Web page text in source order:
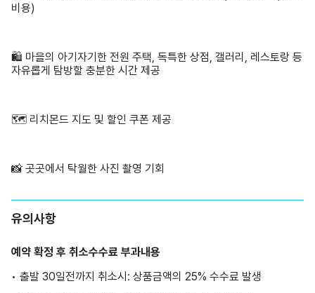
비용)
🛍️ 마을의 아기자기한 전원 주택, 독특한 상점, 갤러리, 레스토랑 등
자유롭게 탐방할 충분한 시간 제공
🗺️ 리치몬드 지도 및 할인 쿠폰 제공
📸 곳곳에서 탁월한 사진 촬영 기회
유의사항
예약 확정 후 취소수수료 부과내용
• 출발 30일전까지 취소시: 상품금액의 25% 수수료 발생